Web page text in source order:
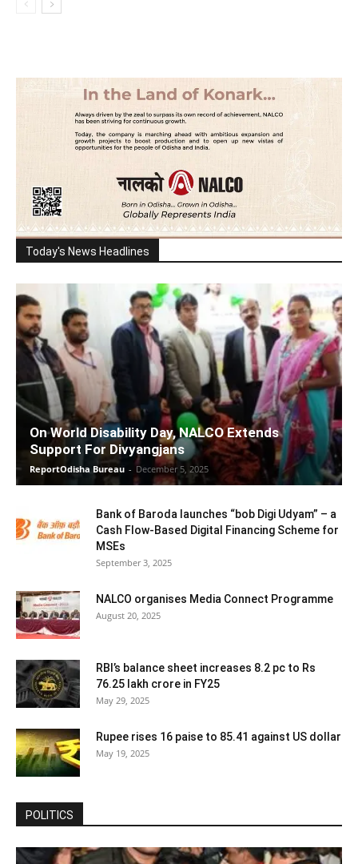
Today's News Headlines
On World Disability Day, NALCO Extends
Support For Divyangjans
ReportOdisha Bureau - December 5, 2025
Bank of Baroda launches “bob Digi Udyam” – a
Cash Flow-Based Digital Financing Scheme for
MSEs
September 3, 2025
NALCO organises Media Connect Programme
August 20, 2025
RBI’s balance sheet increases 8.2 pc to Rs
76.25 lakh crore in FY25
May 29, 2025
Rupee rises 16 paise to 85.41 against US dollar
May 19, 2025
POLITICS